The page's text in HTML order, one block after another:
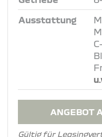
Ausstattung
ANGEBOT
Gültig für